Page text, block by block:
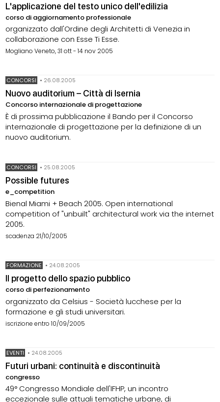
L'applicazione del testo unico dell'edilizia
corso di aggiornamento professionale
organizzato dall'Ordine degli Architetti di Venezia in
collaborazione con Esse Ti Esse.
Mogliano Veneto, 31 ott - 14 nov 2005
CONCORSI • 26.08.2005
Nuovo auditorium – Città di Isernia
Concorso internazionale di progettazione
È di prossima pubblicazione il Bando per il Concorso
internazionale di progettazione per la definizione di un
nuovo auditorium.
CONCORSI • 25.08.2005
Possible futures
e_competition
Bienal Miami + Beach 2005. Open international
competition of "unbuilt" architectural work via the internet
2005.
scadenza 21/10/2005
FORMAZIONE • 24.08.2005
Il progetto dello spazio pubblico
corso di perfezionamento
organizzato da Celsius - Società lucchese per la
formazione e gli studi universitari.
iscrizione entro 10/09/2005
EVENTI • 24.08.2005
Futuri urbani: continuità e discontinuità
congresso
49° Congresso Mondiale dell'IFHP, un incontro
eccezionale sulle attuali tematiche urbane, di